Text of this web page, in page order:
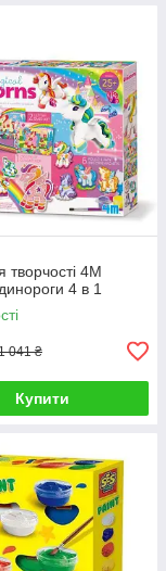
творчості 4M
4 в 1
041 ₴
Купити